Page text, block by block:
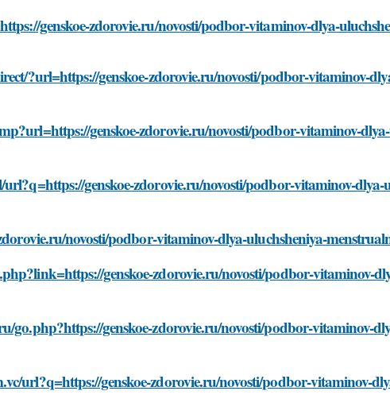
genskoe-zdorovie.ru/novosti/podbor-vitaminov-dlya-
?url=https://genskoe-zdorovie.ru/novosti/podbor-vitaminov-
genskoe-zdorovie.ru/novosti/podbor-vitaminov-
url?q=https://genskoe-zdorovie.ru/novosti/podbor-vitaminov-dlya-
novosti/podbor-vitaminov-dlya-uluchsheniya-
genskoe-zdorovie.ru/novosti/podbor-vitaminov-
go.php?https://genskoe-zdorovie.ru/novosti/podbor-vitaminov-
url?q=https://genskoe-zdorovie.ru/novosti/podbor-vitaminov-